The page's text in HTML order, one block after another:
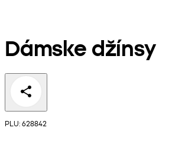
Dámske džínsy
PLU: 628842